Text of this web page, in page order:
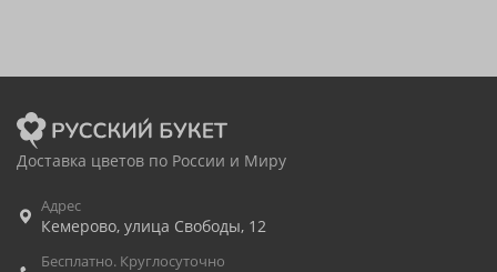
Доставка цветов по России и Миру
Адрес
Кемерово, улица Свободы, 12
Бесплатно. Круглосуточно